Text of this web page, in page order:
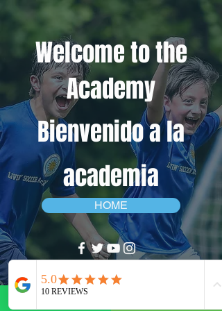
Welcome to the
Academy
Bienvenido a la
academia
HOME